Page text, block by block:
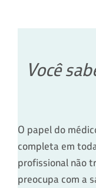
Você
O papel do
completa em
profissional não
preocupa com a